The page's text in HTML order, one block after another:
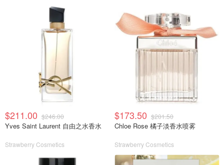
$211.00 $246.00
Yves Saint Laurent 自由之水香水
Strawberry Cosmetics
$173.50 $201.50
Chloe Rose 橘子淡香水喷雾
Strawberry Cosmetics